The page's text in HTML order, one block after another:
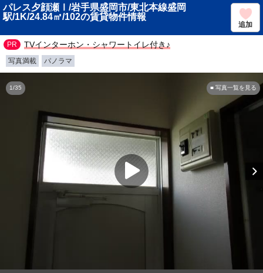
パレス夕顔瀬Ⅰ/岩手県盛岡市/東北本線盛岡
駅/1K/24.84㎡/102の賃貸物件情報
追加
TVインターホン・シャワートイレ付き♪
写真満載 パノラマ
■ 写真一覧を見る
1/35